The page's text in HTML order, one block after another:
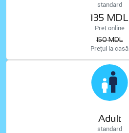
standard
135 MDL
Preț online
150 MDL
Prețul la casă
Adult
standard